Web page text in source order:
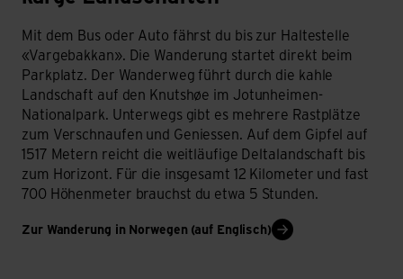
Mit dem Bus oder Auto fährst du bis zur Haltestelle
«Vargebakkan». Die Wanderung startet direkt beim
Parkplatz. Der Wanderweg führt durch die kahle
Landschaft auf den Knutshøe im Jotunheimen-
Nationalpark. Unterwegs gibt es mehrere Rastplätze
zum Verschnaufen und Geniessen. Auf dem Gipfel auf
1517 Metern reicht die weitläufige Deltalandschaft bis
zum Horizont. Für die insgesamt 12 Kilometer und fast
700 Höhenmeter brauchst du etwa 5 Stunden.
Zur Wanderung in Norwegen (auf Englisch)